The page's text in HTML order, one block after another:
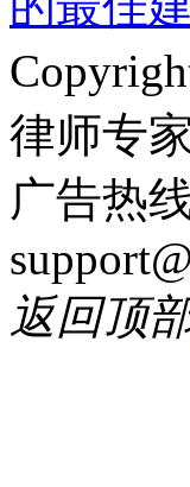
律师专
广告热
返回顶